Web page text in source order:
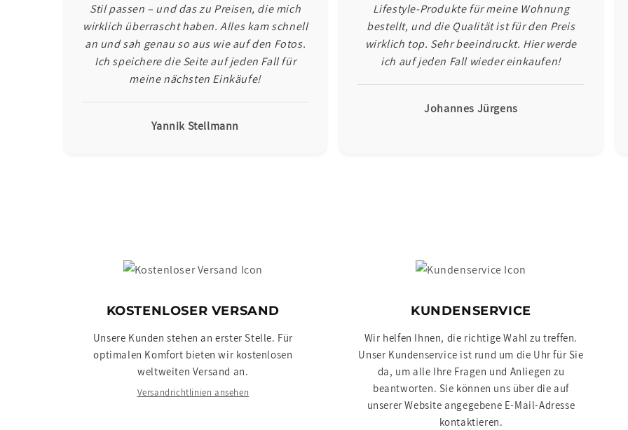
Stil passen – und das zu Preisen, die mich
wirklich überrascht haben. Alles kam schnell
an und sah genau so aus wie auf den Fotos.
Ich speichere die Seite auf jeden Fall für
meine nächsten Einkäufe!
Yannik Stellmann
Lifestyle-Produkte für meine Wohnung
bestellt, und die Qualität ist für den Preis
wirklich top. Sehr beeindruckt. Hier werde
ich auf jeden Fall wieder einkaufen!
Johannes Jürgens
KOSTENLOSER VERSAND
Unsere Kunden stehen an erster Stelle. Für
optimalen Komfort bieten wir kostenlosen
weltweiten Versand an.
Versandrichtlinien ansehen
KUNDENSERVICE
Wir helfen Ihnen, die richtige Wahl zu treffen.
Unser Kundenservice ist rund um die Uhr für Sie
da, um alle Ihre Fragen und Anliegen zu
beantworten. Sie können uns über die auf
unserer Website angegebene E-Mail-Adresse
kontaktieren.